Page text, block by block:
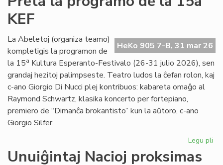
de
KEF
HeKo 905 7-B, 31 mar 26
La Abeletoj (organiza teamo)
kompletigis la programon de
la 15a Kultura Esperanto-Festivalo (26-31 julio 2026), sen
grandaj hezitoj palimpseste. Teatro ludos la ĉefan rolon, kaj
c-ano Giorgio Di Nucci plej kontribuos: kabareta omaĝo al
Raymond Schwartz, klasika koncerto per fortepiano,
premiero de “Dimanĉa brokantisto” kun la aŭtoro, c-ano
Giorgio Silfer.
Legu pli
Unuiĝintaj Nacioj proksimas